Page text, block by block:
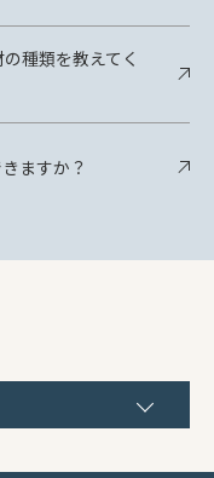
種類を教えてく
ますか？